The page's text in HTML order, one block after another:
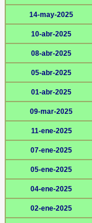
14-may-2025
10-abr-2025
08-abr-2025
05-abr-2025
01-abr-2025
09-mar-2025
11-ene-2025
07-ene-2025
05-ene-2025
04-ene-2025
02-ene-2025